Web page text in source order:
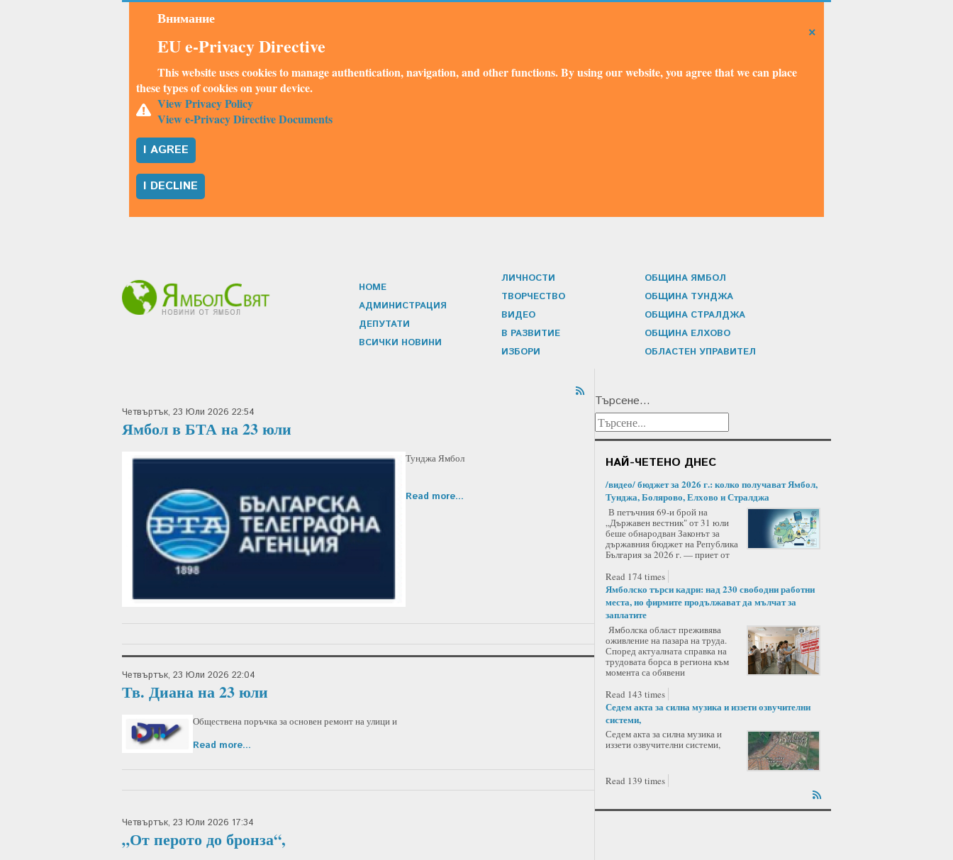
×
Внимание
EU e-Privacy Directive
This website uses cookies to manage authentication, navigation, and other functions. By using our website, you agree that we can place
these types of cookies on your device.
View Privacy Policy
View e-Privacy Directive Documents
I AGREE
I DECLINE
HOME
АДМИНИСТРАЦИЯ
ДЕПУТАТИ
ВСИЧКИ НОВИНИ
ЛИЧНОСТИ
ТВОРЧЕСТВО
ВИДЕО
В РАЗВИТИЕ
ИЗБОРИ
ОБЩИНА ЯМБОЛ
ОБЩИНА ТУНДЖА
ОБЩИНА СТРАЛДЖА
ОБЩИНА ЕЛХОВО
ОБЛАСТЕН УПРАВИТЕЛ
Четвъртък, 23 Юли 2026 22:54
Ямбол в БТА на 23 юли
Тунджа Ямбол
Read more...
Четвъртък, 23 Юли 2026 22:04
Тв. Диана на 23 юли
Обществена поръчка за основен ремонт на улици и
Read more...
Четвъртък, 23 Юли 2026 17:34
„От перото до бронза“,
Търсене...
НАЙ-ЧЕТЕНО ДНЕС
/видео/ бюджет за 2026 г.: колко получават Ямбол,
Тунджа, Болярово, Елхово и Стралджа
В петъчния 69-и брой на
„Държавен вестник" от 31 юли
беше обнародван Законът за
държавния бюджет на Република
България за 2026 г. — приет от
Read 174 times
Ямболско търси кадри: над 230 свободни работни
места, но фирмите продължават да мълчат за
заплатите
Ямболска област преживява
оживление на пазара на труда.
Според актуалната справка на
трудовата борса в региона към
момента са обявени
Read 143 times
Седем акта за силна музика и иззети озвучителни
системи,
Седем акта за силна музика и
иззети озвучителни системи,
Read 139 times